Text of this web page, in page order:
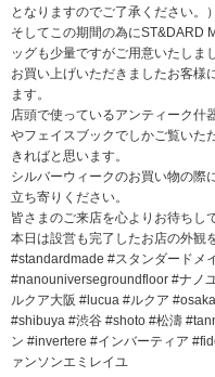
となりますのでご了承ください。）
そしてこの期間の為にST&DARD
ッグも少量ですがご用意いたしま
お買い上げいただきましたお客様
ます。
店頭で使っているアンティーク什
やフェイスブックでしかご覧いた
きればと思います。
シルバーウィークのお買い物の際
立ち寄りください。
皆さまのご来店を心よりお待ちし
本日は設営も完了したお店の外観
#standardmade #スタンダードメ
#nanouniversegroundfloor #ナノ
ルクア大阪 #lucua #ルクア
#shibuya #渋谷 #shoto #松濤
ン #invertere #インバーティア
ァンソンエミレイユ